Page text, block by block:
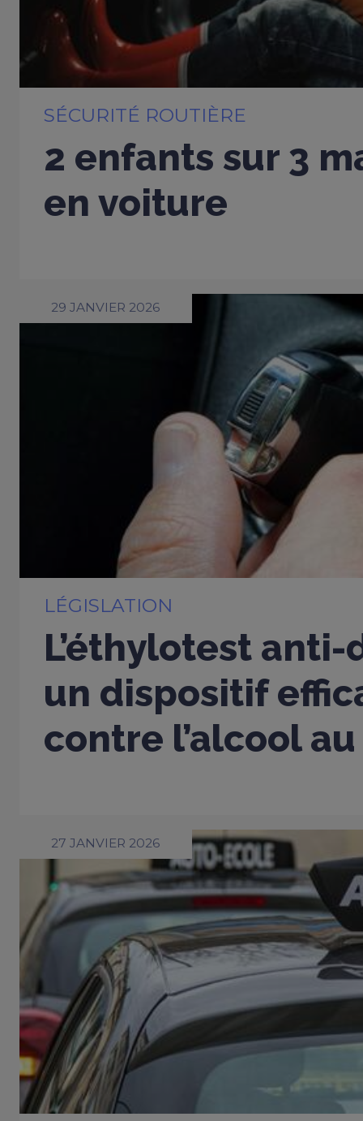
SÉCURITÉ ROUTIÈRE
2 enfants sur 3
en voiture
29 JANVIER 2026
LÉGISLATION
L’éthylotest
un dispositif
contre l’alcool
27 JANVIER 2026